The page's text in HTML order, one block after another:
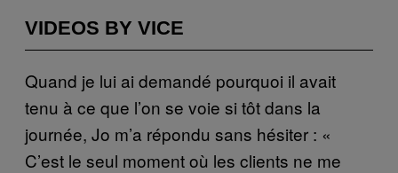
VIDEOS BY VICE
Quand je lui ai demandé pourquoi il avait
tenu à ce que l’on se voie si tôt dans la
journée, Jo m’a répondu sans hésiter : «
C’est le seul moment où les clients ne me